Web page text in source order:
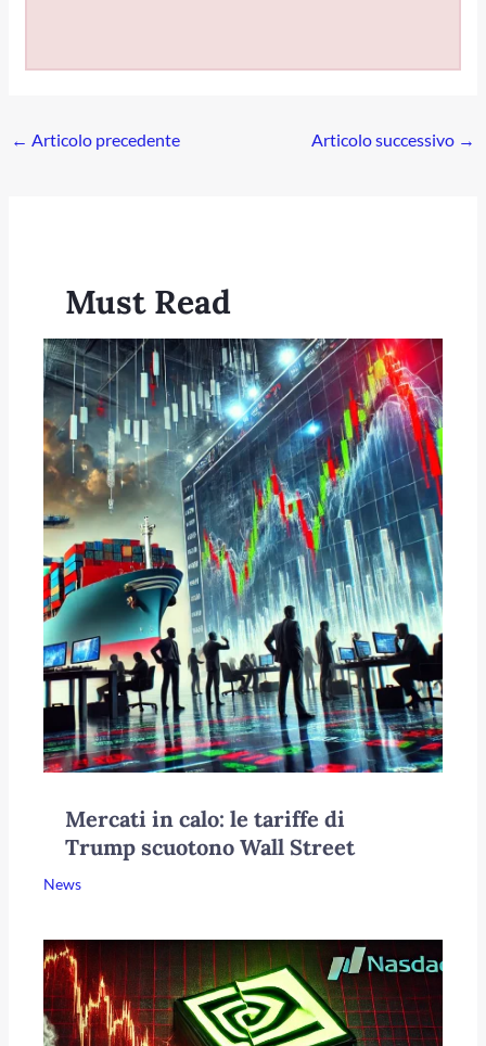
← Articolo precedente Articolo successivo →
Must Read
Mercati in calo: le tariffe di
Trump scuotono Wall Street
News